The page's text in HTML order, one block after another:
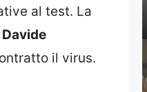
al test. La
Davide
il virus.